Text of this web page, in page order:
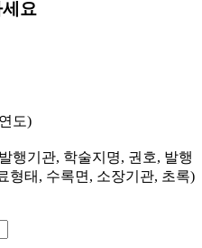
요
도)
행기관, 학술지명, 권호, 발행
형태, 수록면, 소장기관, 초록)